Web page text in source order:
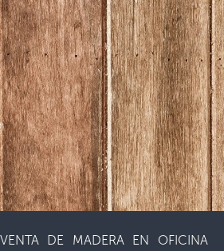
VENTA DE MADERA EN OFICINA